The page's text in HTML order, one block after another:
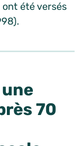
été versés
70